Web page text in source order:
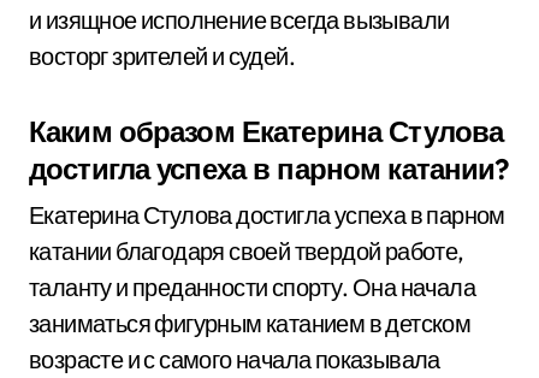
и изящное исполнение всегда вызывали
восторг зрителей и судей.
Каким образом Екатерина Стулова
достигла успеха в парном катании?
Екатерина Стулова достигла успеха в парном
катании благодаря своей твердой работе,
таланту и преданности спорту. Она начала
заниматься фигурным катанием в детском
возрасте и с самого начала показывала